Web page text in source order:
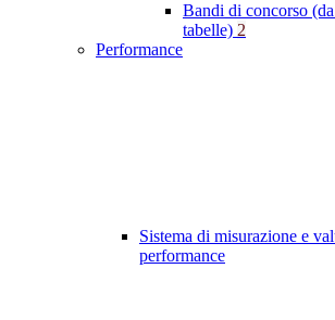
Bandi di concorso
tabelle) 2
Performance
Sistema di misurazione e
performance